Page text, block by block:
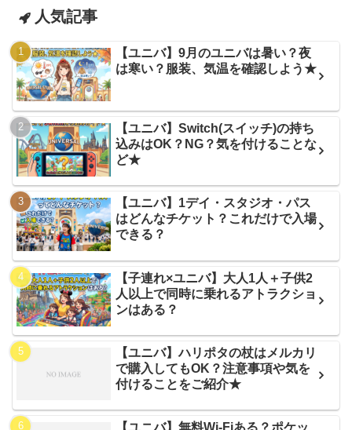
人気記事
【ユニバ】9月のユニバは暑い？夜
は寒い？服装、気温を確認しよう★
【ユニバ】Switch(スイッチ)の持ち
込みはOK？NG？気を付けることな
ど★
【ユニバ】1デイ・スタジオ・パス
はどんなチケット？これだけで入場
できる？
【子連れ×ユニバ】大人1人＋子供2
人以上で同時に乗れるアトラクショ
ンはある？
【ユニバ】ハリポタの杖はメルカリ
で購入してもOK？注意事項や気を
付けることをご紹介★
【ユニバ】無料Wi-Fiある？ポケッ